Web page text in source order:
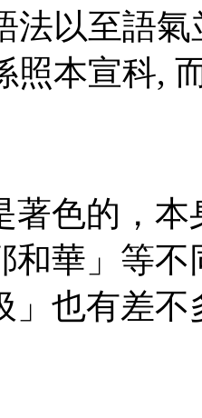
法以至語
照本宣科,
著色的，
和華」等不
」也有差不